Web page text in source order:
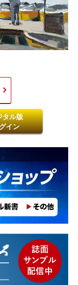
タル版
イン